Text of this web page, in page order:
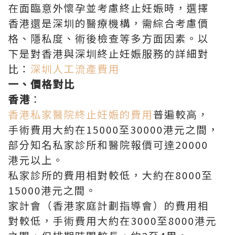
在面臨意外懷孕並考慮終止妊娠時，選擇
香港還是深圳的醫療機構，需綜合考慮價
格、隱私度、術後檢查等多方面因素。以
下是對香港與深圳終止妊娠服務的詳細對
比： 深圳人工流產費用
一、價格對比
香港 ：
香港私家醫院終止妊娠的費用普遍較高，
手術費用大約在15000至30000港元之間，
部分知名私家診所和醫院報價可達20000
港元以上。
私家診所的費用相對較低，大約在8000至
15000港元之間。
家計會（香港家庭計劃指導會）的費用相
對較低，手術費用大約在3000至8000港元